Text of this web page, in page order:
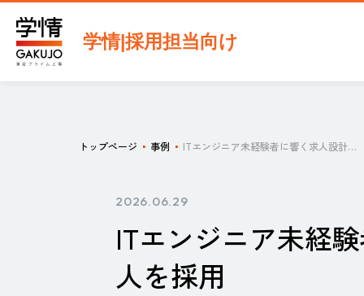
学情|採用担当向け
トップページ 事例 ITエンジニア未経験者に響く求人設計とスカウト改善で、若手人材2人を採用
2026.06.29
ITエンジニア未経
人を採用